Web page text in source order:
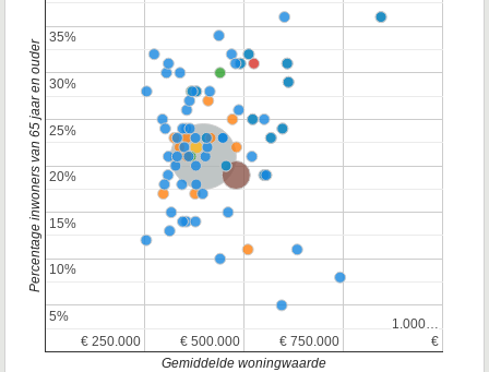
Nederland
Provincie Noord-Holland
€ 250.000
€ 250.000 € 500.000
€ 500.000 € 750.000
€ 750.000 €
€
1.000…
1.000…
5%
5%
10%
10%
15%
15%
20%
20%
25%
25%
30%
30%
35%
35%
Gemiddelde woningwaarde
Percentage inwoners van 65 jaar en ouder